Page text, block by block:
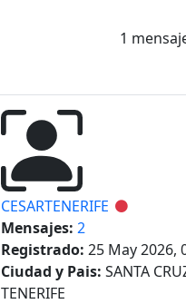
1
CESARTENERIFE
Mensajes: 2
Registrado: 25 May 2026,
Ciudad y Pais: SANTA
TENERIFE